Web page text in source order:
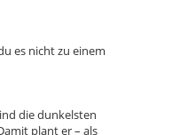
es nicht zu einem
die dunkelsten
plant er – als